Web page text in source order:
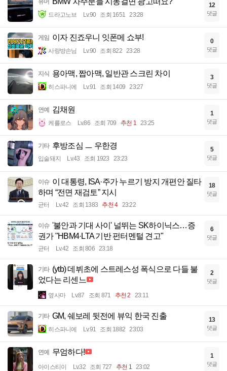
드라고노브 Lv.90 조회 1651 23:28
12
댓글
게임 이자 진죠우니 잇폰메 쇼부!
사랑방손님 Lv.90 조회 822 23:28
0
댓글
지식 용아맥, 짭아맥, 일반관 스크린 차이
히스파니에 Lv.91 조회 1409 23:27
3
댓글
연예 김채원
케를로스 Lv.86 조회 709 추천 1 23:25
1
댓글
기타 후방조심 ㅡ 우한경
입술돼지 Lv.43 조회 1923 23:23
5
댓글
이슈 이 대통령, ISA·주가 누르기 방지 개편안 질타
하며 “전면 재검토” 지시
균터 Lv.42 조회 1383 추천 4 23:22
18
댓글
이슈 '불안과 기대 사이' 널뛰는 SK하이닉스…증
권가 "HBM4·LTA 기반 펀터멘털 견고"
균터 Lv.42 조회 806 23:18
6
댓글
기타 (ytb) 데뷔초에 스트레스성 폭식으로 다들 불
었다는 리센느
옆사마 Lv.87 조회 871 추천 2 23:11
2
댓글
기타 GM, 쉐보레 뒷전에 뷰익 한국 진출
히스파니에 Lv.91 조회 1882 23:03
13
댓글
연예 무엄하다!
아이스티이 Lv.32 조회 727 추천 1 23:02
1
댓글